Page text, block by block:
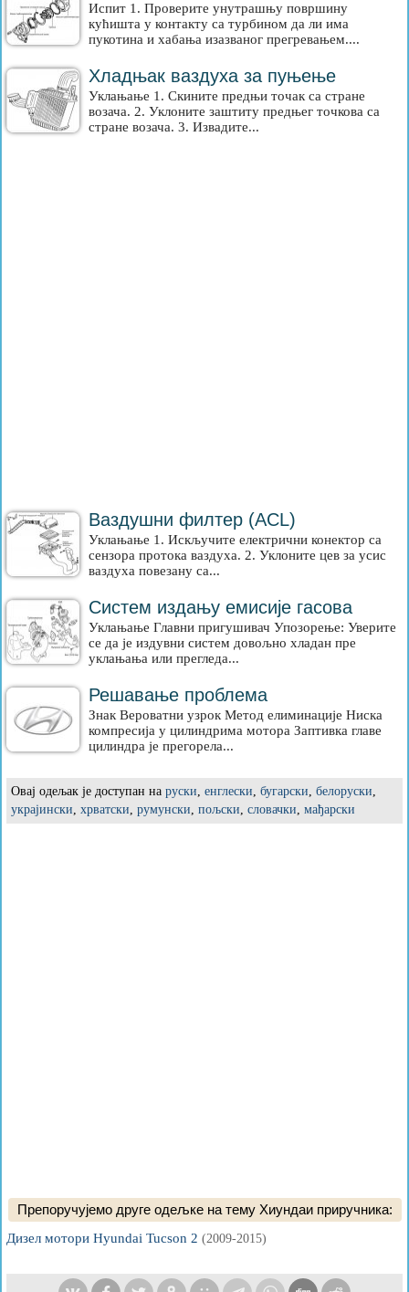
Испит 1. Проверите унутрашњу површину
кућишта у контакту са турбином да ли има
пукотина и хабања изазваног прегревањем....
Хладњак ваздуха за пуњење
Уклањање 1. Скините предњи точак са стране
возача. 2. Уклоните заштиту предњег точкова са
стране возача. 3. Извадите...
Ваздушни филтер (ACL)
Уклањање 1. Искључите електрични конектор са
сензора протока ваздуха. 2. Уклоните цев за усис
ваздуха повезану са...
Систем издању емисије гасова
Уклањање Главни пригушивач Упозорење: Уверите
се да је издувни систем довољно хладан пре
уклањања или прегледа...
Решавање проблема
Знак Вероватни узрок Метод елиминације Ниска
компресија у цилиндрима мотора Заптивка главе
цилиндра је прегорела...
Овај одељак је доступан на руски, енглески, бугарски, белоруски,
украјински, хрватски, румунски, пољски, словачки, мађарски
Препоручујемо друге одељке на тему Хиундаи приручника:
Дизел мотори Hyundai Tucson 2 (2009-2015)